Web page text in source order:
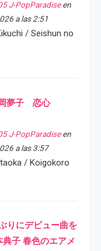
J-PopParadiseen
a las 2:51
/ Seishun no
岡夢子 恋心
J-PopParadiseen
a las 3:57
/ Koigokoro
りにデビュー曲を
子 春色のエアメ